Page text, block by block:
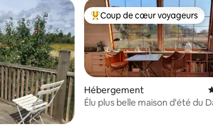
Coups de cœur voyageurs les
Coup de cœur voyageurs
Hébergement
Élu plus belle maison d'été du